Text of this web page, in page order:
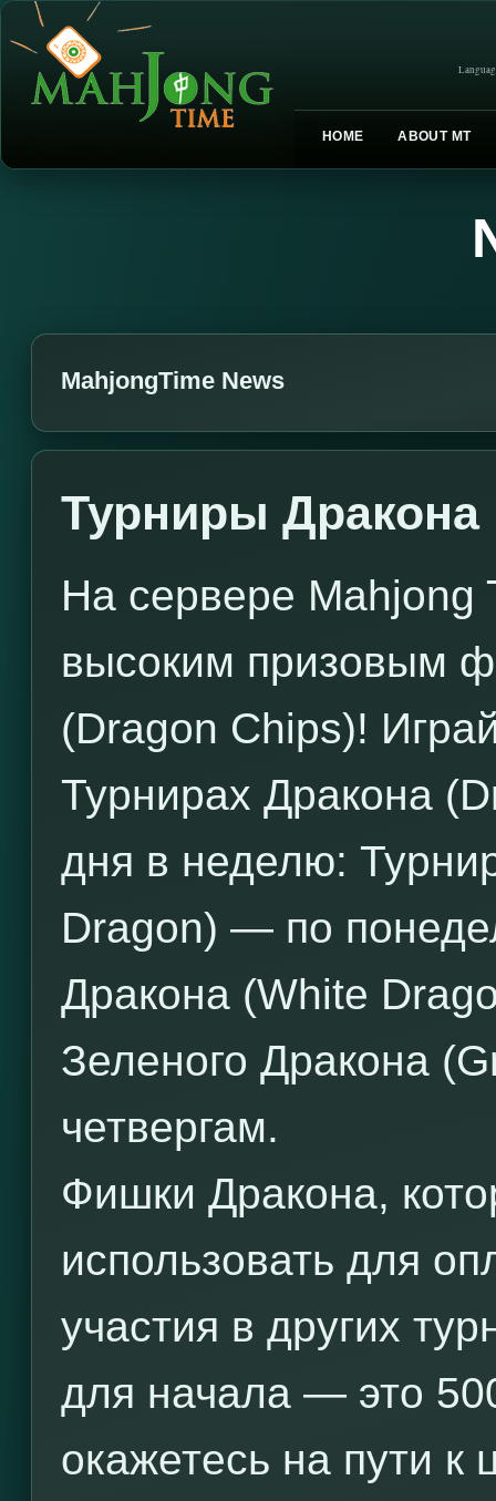
HOME ABOUT MT
MahjongTime News
Турниры Дракона
На сервере Mahjong
высоким призовым
(Dragon Chips)!
Турнирах Дракона
дня в неделю:
Dragon) — по
Дракона (White
Зеленого Дракона
четвергам.
Фишки Дракона,
использовать для
участия в других
для начала — это
окажетесь на пути